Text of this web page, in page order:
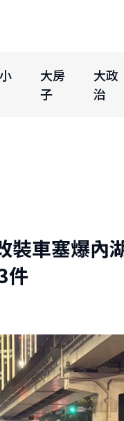
大房
子
大政
治
裝車塞爆
件